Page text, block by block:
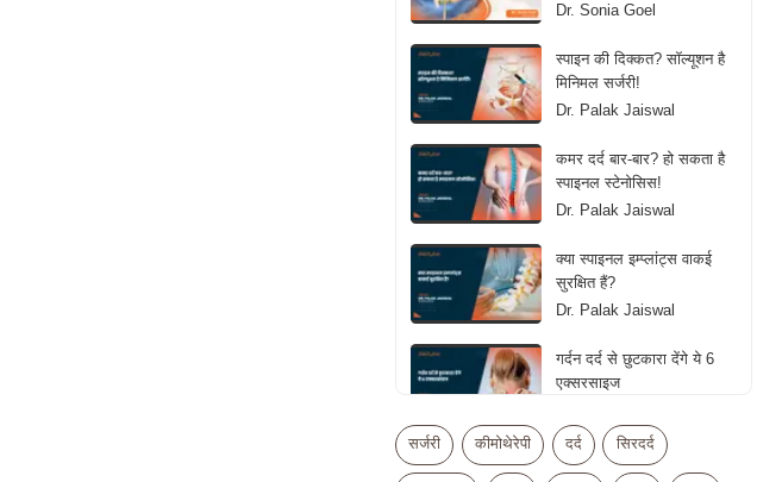
Dr. Sonia Goel
स्पाइन की दिक्कत? सॉल्यूशन है
मिनिमल सर्जरी!
Dr. Palak Jaiswal
कमर दर्द बार-बार? हो सकता है
स्पाइनल स्टेनोसिस!
Dr. Palak Jaiswal
क्या स्पाइनल इम्प्लांट्स वाकई
सुरक्षित हैं?
Dr. Palak Jaiswal
गर्दन दर्द से छुटकारा देंगे ये 6
एक्सरसाइज
डरें नहीं, जानें ब्रेन ट्यूमर का
सर्जरी कीमोथेरेपी दर्द सिरदर्द